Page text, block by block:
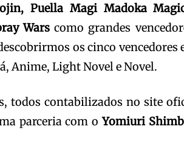
Puella Magi Madoka
Warscomo grandes
os cinco vencedores
Anime, Light Novel e Novel.
todos contabilizados no site
parceria com oYomiuri